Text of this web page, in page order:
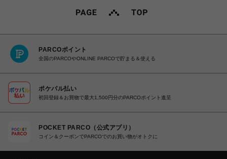
PARCOポイント
全国のPARCOやONLINE PARCOで貯まる＆使える
ポケパル払い
初回登録＆お買物で最大1,500円分のPARCOポイント進呈
POCKET PARCO（公式アプリ）
コイン＆クーポンでPARCOでのお買い物がオトクに